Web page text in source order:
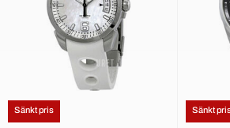
Sänkt pris Sänkt